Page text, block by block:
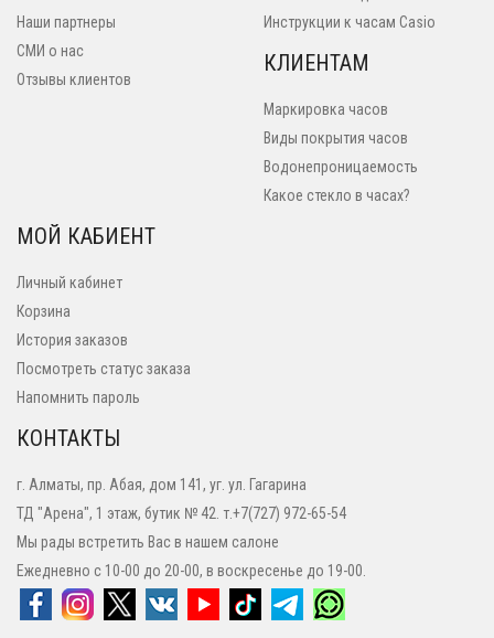
Наши партнеры
СМИ о нас
Отзывы клиентов
Инструкции к часам Casio
КЛИЕНТАМ
Маркировка часов
Виды покрытия часов
Водонепроницаемость
Какое стекло в часах?
МОЙ КАБИЕНТ
Личный кабинет
Корзина
История заказов
Посмотреть статус заказа
Напомнить пароль
КОНТАКТЫ
г. Алматы, пр. Абая, дом 141, уг. ул. Гагарина
ТД "Арена", 1 этаж, бутик № 42. т.+7(727) 972-65-54
Мы рады встретить Вас в нашем салоне
Ежедневно с 10-00 до 20-00, в воскресенье до 19-00.